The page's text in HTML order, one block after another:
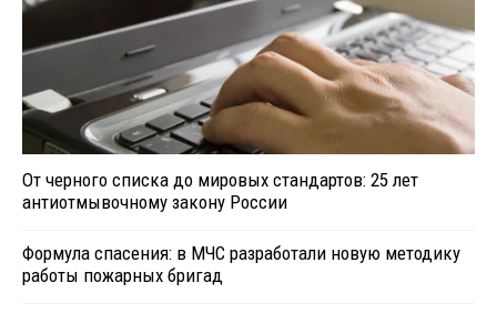
От черного списка до мировых стандартов: 25 лет
антиотмывочному закону России
Формула спасения: в МЧС разработали новую методику
работы пожарных бригад